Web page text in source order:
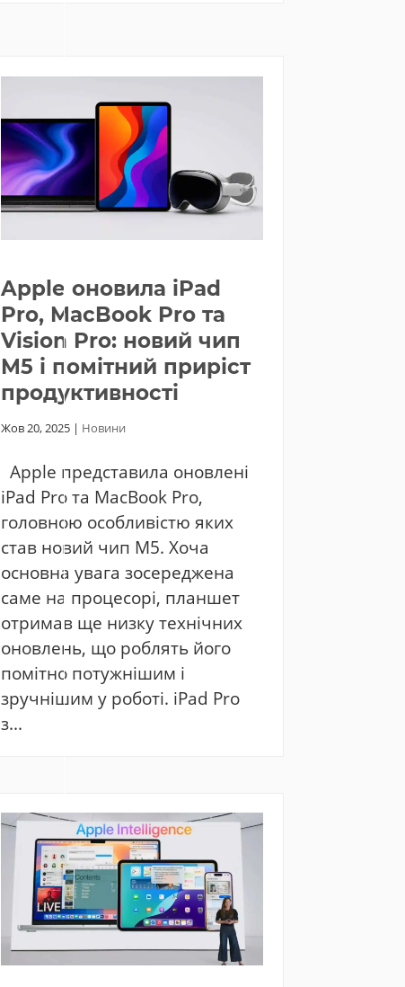
Apple оновила iPad
Pro, MacBook Pro та
Vision Pro: новий чип
M5 і помітний приріст
продуктивності
Жов 20, 2025 | Новини
Apple представила оновлені
iPad Pro та MacBook Pro,
головною особливістю яких
став новий чип M5. Хоча
основна увага зосереджена
саме на процесорі, планшет
отримав ще низку технічних
оновлень, що роблять його
помітно потужнішим і
зручнішим у роботі. iPad Pro
з...